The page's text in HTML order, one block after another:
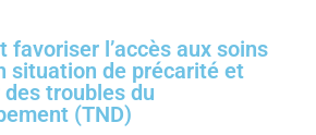
favoriser l’accès aux soins
situation de précarité et
troubles du
(TND)